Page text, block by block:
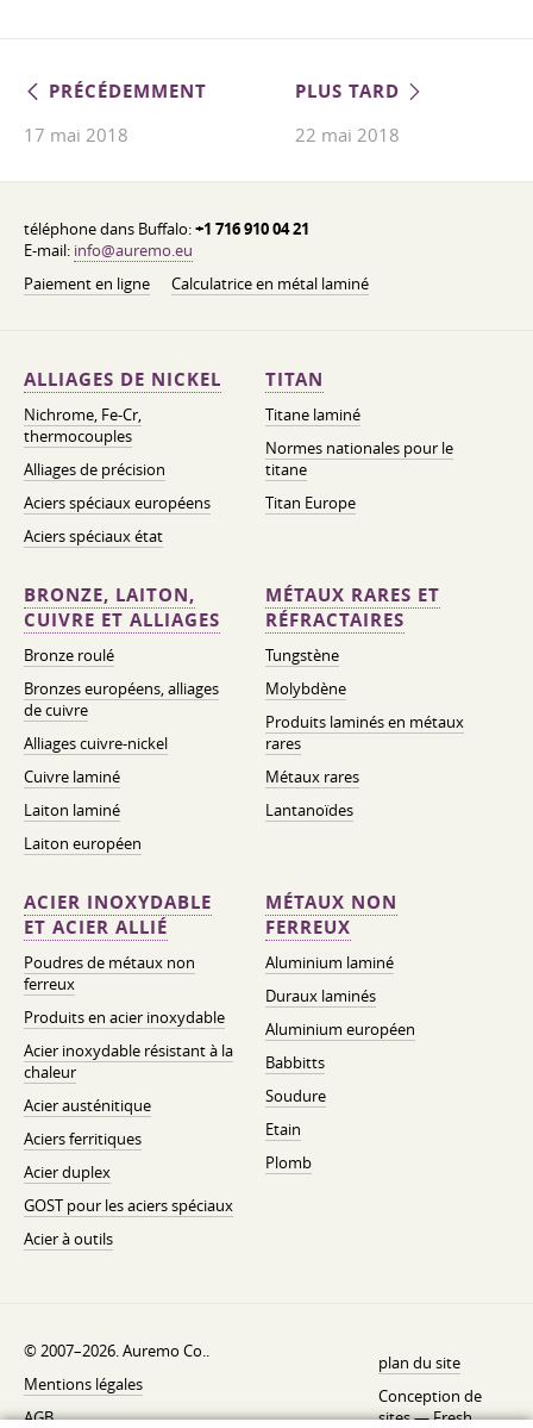
PRÉCÉDEMMENT
17 mai 2018
PLUS TARD
22 mai 2018
téléphone dans Buffalo:+1 716 910 04 21
E-mail: info@auremo.eu
Paiement en ligne
Calculatrice en métal laminé
ALLIAGES DE NICKEL
Nichrome, Fe-Cr,
thermocouples
Alliages de précision
Aciers spéciaux européens
Aciers spéciaux état
TITAN
Titane laminé
Normes nationales pour le
titane
Titan Europe
BRONZE, LAITON,
CUIVRE ET ALLIAGES
Bronze roulé
Bronzes européens, alliages
de cuivre
Alliages cuivre-nickel
Cuivre laminé
Laiton laminé
Laiton européen
MÉTAUX RARES ET
RÉFRACTAIRES
Tungstène
Molybdène
Produits laminés en métaux
rares
Métaux rares
Lantanoïdes
ACIER INOXYDABLE
ET ACIER ALLIÉ
Poudres de métaux non
ferreux
Produits en acier inoxydable
Acier inoxydable résistant à la
chaleur
Acier austénitique
Aciers ferritiques
Acier duplex
GOST pour les aciers spéciaux
Acier à outils
MÉTAUX NON
FERREUX
Aluminium laminé
Duraux laminés
Aluminium européen
Babbitts
Soudure
Etain
Plomb
© 2007–2026. Auremo Co..
Mentions légales
AGB
plan du site
Conception de
sites —Fresh